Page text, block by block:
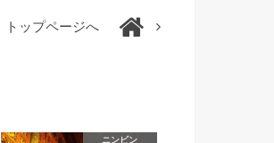
トップページへ
ニンビン